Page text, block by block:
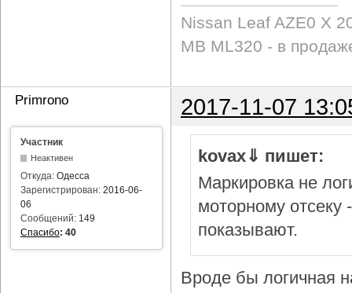
Nissan Leaf AZE0 X
MB ML320 - в
Primrono 2017-11-07
Участник
Неактивен
Откуда: Одесса
Зарегистрирован: 2016-06-
06
Сообщений: 149
Спасибо: 40
kovax⇓ пишет:
Маркировка не
моторному отсеку
показывают.
Вроде бы логичная